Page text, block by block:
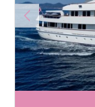
BELUGA
BENITA BLUE
BEST OFF
BEYOND
BLACK LION
BLACK PEARL
BLACK PEARL II
Marketing y
Estas cookies son
sobre las
a través de la
navegación.
de navegación en
relacionada con